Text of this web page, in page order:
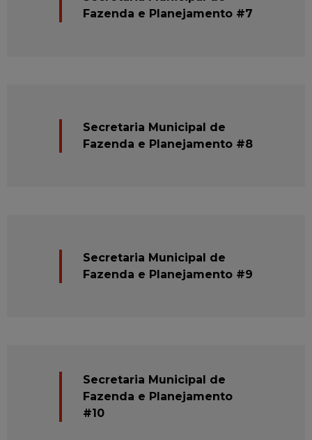
Fazenda e Planejamento #7
Secretaria Municipal de
Fazenda e Planejamento #8
Secretaria Municipal de
Fazenda e Planejamento #9
Secretaria Municipal de
Fazenda e Planejamento
#10